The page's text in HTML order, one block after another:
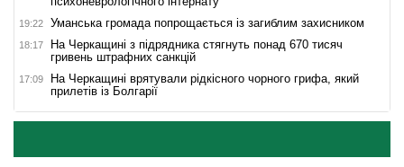
19:22 Уманська громада попрощається із загиблим захисником
18:17
На Черкащині з підрядника стягнуть понад 670 тисяч
гривень штрафних санкцій
17:09
На Черкащині врятували рідкісного чорного грифа, який
прилетів із Болгарії